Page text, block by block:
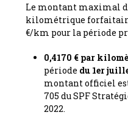
Le montant maximal
kilométrique forfaitaire
€/km pour la période
0,4170 € par
période du 1er
montant officiel
705 du SPF
2022.